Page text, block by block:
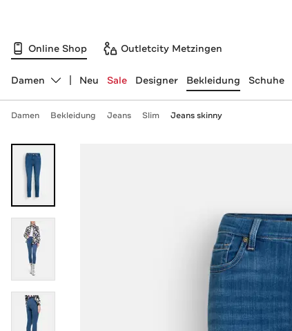
Online Shop Outletcity Metzingen
Abteilung ändern, ausgewählt:
Damen Neu Sale Designer Bekleidung Schuhe
Damen Bekleidung Jeans Slim Jeans skinny